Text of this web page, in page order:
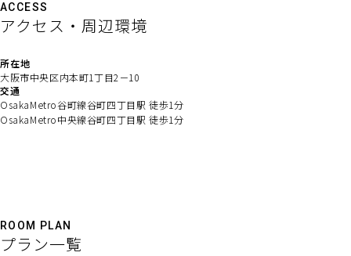
ACCESS
アクセス・周辺環境
所在地
大阪市中央区内本町1丁目2－10
交通
OsakaMetro谷町線谷町四丁目駅 徒歩1分
OsakaMetro中央線谷町四丁目駅 徒歩1分
ROOM PLAN
プラン一覧